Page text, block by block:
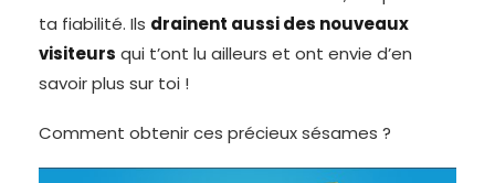
ta fiabilité. Ils drainent aussi des nouveaux
visiteurs qui t’ont lu ailleurs et ont envie d’en
savoir plus sur toi !
Comment obtenir ces précieux sésames ?